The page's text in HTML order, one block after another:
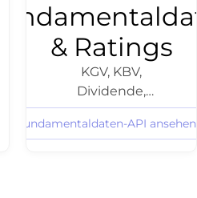
& Ratings
KGV, KBV,
Dividende,
Bilanzdaten und
Fundamentalratings
Fundamentaldaten-API ansehen